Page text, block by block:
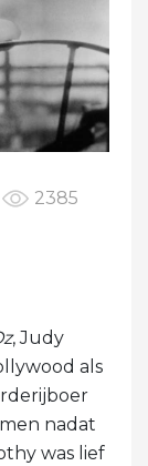
2385
, Judy
als
nadat
was lief